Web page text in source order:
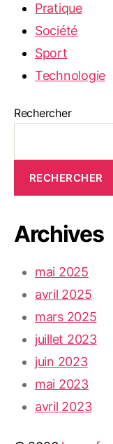
Pratique
Société
Sport
Technologie
Rechercher
RECHERCHER
Archives
mai 2025
avril 2025
mars 2025
juillet 2023
juin 2023
mai 2023
avril 2023